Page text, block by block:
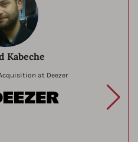
Kabeche
at Deezer
Deezer